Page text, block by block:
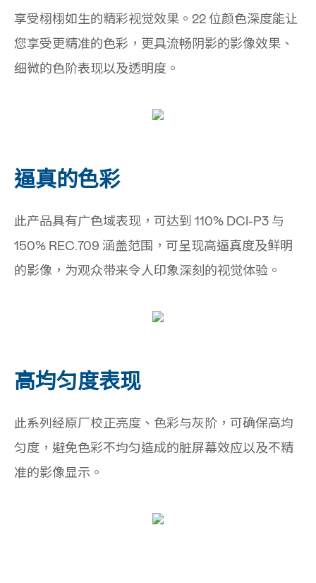
享受栩栩如生的精彩视觉效果。22 位颜色深度能让
您享受更精准的色彩，更具流畅阴影的影像效果、
细微的色阶表现以及透明度。
逼真的色彩
此产品具有广色域表现，可达到 110% DCI-P3 与
150% REC.709 涵盖范围，可呈现高逼真度及鲜明
的影像，为观众带来令人印象深刻的视觉体验。
高均匀度表现
此系列经原厂校正亮度、色彩与灰阶，可确保高均
匀度，避免色彩不均匀造成的脏屏幕效应以及不精
准的影像显示。